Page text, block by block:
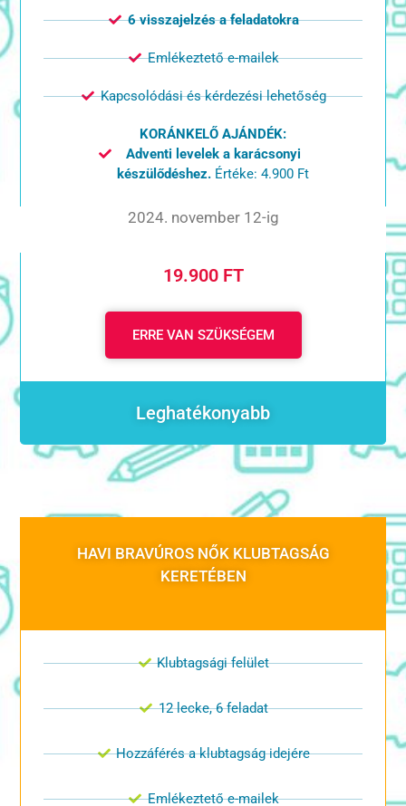
6 visszajelzés a feladatokra
Emlékeztető e-mailek
Kapcsolódási és kérdezési lehetőség
KORÁNKELŐ AJÁNDÉK:
Adventi levelek a karácsonyi
készülődéshez. Értéke: 4.900 Ft
2024. november 12-ig
19.900 FT
ERRE VAN SZÜKSÉGEM
Leghatékonyabb
HAVI BRAVÚROS NŐK KLUBTAGSÁG
KERETÉBEN
Klubtagsági felület
12 lecke, 6 feladat
Hozzáférés a klubtagság idejére
Emlékeztető e-mailek